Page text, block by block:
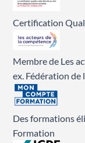
Certification
Membre de Les
ex. Fédération de
Des formations
Formation